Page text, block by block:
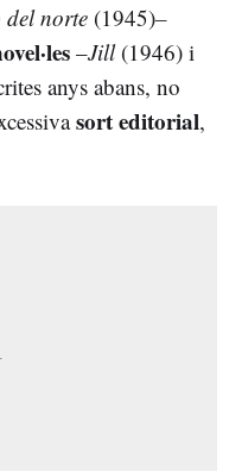
norte (1945)–
–Jill(1946) i
anys abans, no
sort editorial,